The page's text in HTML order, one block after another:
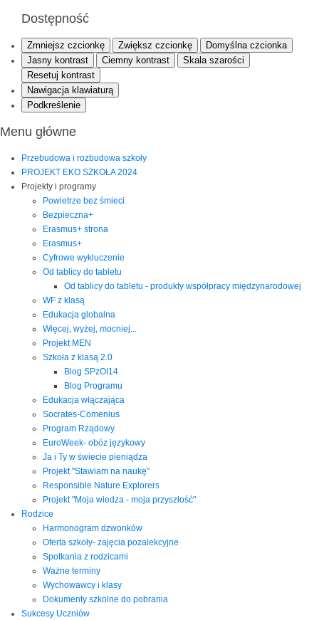
Dostępność
Zmniejsz czcionkę Zwiększ czcionkę
Domyślna czcionka
Jasny kontrast
Ciemny kontrast
Skala szarości
Resetuj kontrast
Nawigacja klawiaturą
Podkreślenie
Menu główne
Przebudowa i rozbudowa szkoły
PROJEKT EKO SZKOŁA 2024
Projekty i programy
Powietrze bez śmieci
Bezpieczna+
Erasmus+ strona
Erasmus+
Cyfrowe wykluczenie
Od tablicy do tabletu
Od tablicy do tabletu - produkty współpracy międzynarodowej
WF z klasą
Edukacja globalna
Więcej, wyżej, mocniej...
Projekt MEN
Szkoła z klasą 2.0
Blog SPzOI14
Blog Programu
Edukacja włączająca
Socrates-Comenius
Program Rządowy
EuroWeek- obóz językowy
Ja i Ty w świecie pieniądza
Projekt "Stawiam na naukę"
Responsible Nature Explorers
Projekt "Moja wiedza - moja przyszłość"
Rodzice
Harmonogram dzwonków
Oferta szkoły- zajęcia pozalekcyjne
Spotkania z rodzicami
Ważne terminy
Wychowawcy i klasy
Dokumenty szkolne do pobrania
Sukcesy Uczniów